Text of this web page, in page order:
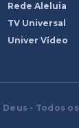
Rede Aleluia
TV Universal
Univer Vídeo
- Todos